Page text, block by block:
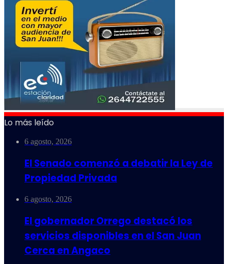
Lo más leído
6 agosto, 2026
El Senado comenzó a debatir la Ley de
Propiedad Privada
6 agosto, 2026
El gobernador Orrego destacó los
servicios disponibles en el San Juan
Cerca en Angaco